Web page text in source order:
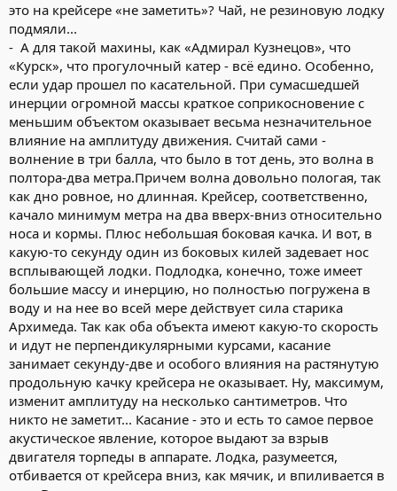
это на крейсере «не заметить»? Чай, не резиновую лодку
подмяли...
- А для такой махины, как «Адмирал Кузнецов», что
«Курск», что прогулочный катер - всё едино. Особенно,
если удар прошел по касательной. При сумасшедшей
инерции огромной массы краткое соприкосновение с
меньшим объектом оказывает весьма незначительное
влияние на амплитуду движения. Считай сами -
волнение в три балла, что было в тот день, это волна в
полтора-два метра.Причем волна довольно пологая, так
как дно ровное, но длинная. Крейсер, соответственно,
качало минимум метра на два вверх-вниз относительно
носа и кормы. Плюс небольшая боковая качка. И вот, в
какую-то секунду один из боковых килей задевает нос
всплывающей лодки. Подлодка, конечно, тоже имеет
большие массу и инерцию, но полностью погружена в
воду и на нее во всей мере действует сила старика
Архимеда. Так как оба объекта имеют какую-то скорость
и идут не перпендикулярными курсами, касание
занимает секунду-две и особого влияния на растянутую
продольную качку крейсера не оказывает. Ну, максимум,
изменит амплитуду на несколько сантиметров. Что
никто не заметит... Касание - это и есть то самое первое
акустическое явление, которое выдают за взрыв
двигателя торпеды в аппарате. Лодка, разумеется,
отбивается от крейсера вниз, как мячик, и впиливается в